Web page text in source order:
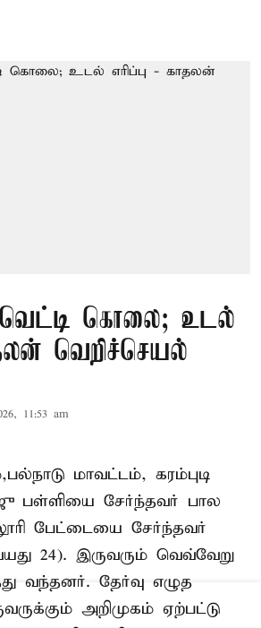
கொலை; உடல்
வெறிச்செயல்
11:53 am
மாவட்டம், கரம்புடி
பள்ளியை சேர்ந்தவர் பால
பேட்டையை சேர்ந்தவர்
24). இருவரும் வெவ்வேறு
வந்தனர். தேர்வு எழுத
அறிமுகம் ஏற்பட்டு